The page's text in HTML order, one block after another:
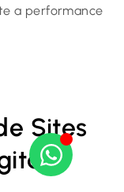
a performance
Sites